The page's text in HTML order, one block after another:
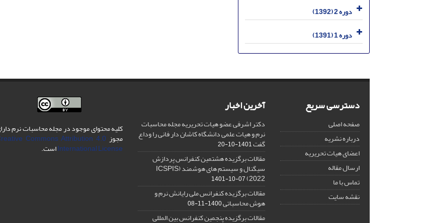
دوره 2 (1392)
دوره 1 (1391)
دسترسی سریع
صفحه اصلی
درباره نشریه
اعضای هیات تحریریه
ارسال مقاله
تماس با ما
نقشه سایت
آخرین اخبار
دکتر اشرفی عضو هیات تحریریه مجله محاسبات
نرم و هیات علمی دانشگاه کاشان دار فانی را وداع
گفت1401-10-20
مقالات برگزیده هشتمین کنفرانس پردازش
سیگنال و سیستم های هوشمند (ICSPIS
2022)
1401-10-07
مقالات برگزیده کنفرانس ملی رایانش نرم و
هوش محاسباتی1400-11-08
مقالات برگزیده پنجمین کنفرانس بین المللی
کلیه محتوای موجود در مجله محاسبات نرم
مجوز Commons Attribution 4.0
International Licenseاست.